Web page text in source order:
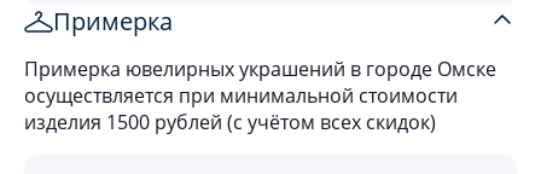
Примерка
Примерка ювелирных украшений в городе Омске
осуществляется при минимальной стоимости
изделия 1500 рублей (с учётом всех скидок)